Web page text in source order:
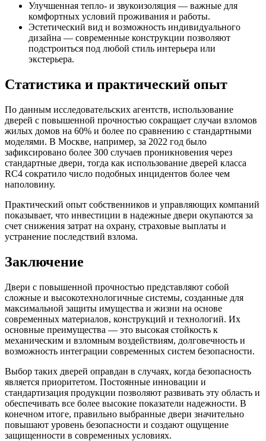
Улучшенная тепло- и звукоизоляция — важные для
комфортных условий проживания и работы.
Эстетический вид и возможность индивидуального
дизайна — современные конструкции позволяют
подстроиться под любой стиль интерьера или
экстерьера.
Статистика и практический опыт
По данным исследовательских агентств, использование
дверей с повышенной прочностью сокращает случаи взломов
жилых домов на 60% и более по сравнению с стандартными
моделями. В Москве, например, за 2022 год было
зафиксировано более 300 случаев проникновения через
стандартные двери, тогда как использование дверей класса
RC4 сократило число подобных инцидентов более чем
наполовину.
Практический опыт собственников и управляющих компаний
показывает, что инвестиции в надежные двери окупаются за
счет снижения затрат на охрану, страховые выплаты и
устранение последствий взлома.
Заключение
Двери с повышенной прочностью представляют собой
сложные и высокотехнологичные системы, созданные для
максимальной защиты имущества и жизни на основе
современных материалов, конструкций и технологий. Их
основные преимущества — это высокая стойкость к
механическим и взломным воздействиям, долговечность и
возможность интеграции современных систем безопасности.
Выбор таких дверей оправдан в случаях, когда безопасность
является приоритетом. Постоянные инновации и
стандартизация продукции позволяют развивать эту область и
обеспечивать все более высокие показатели надежности. В
конечном итоге, правильно выбранные двери значительно
повышают уровень безопасности и создают ощущение
защищенности в современных условиях.